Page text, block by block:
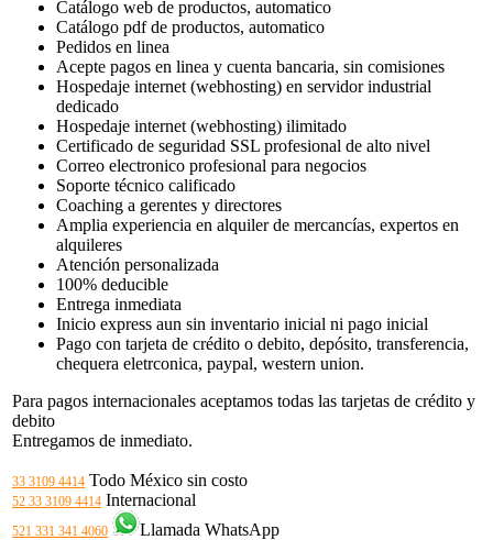
Catálogo web de productos, automatico
Catálogo pdf de productos, automatico
Pedidos en linea
Acepte pagos en linea y cuenta bancaria, sin comisiones
Hospedaje internet (webhosting) en servidor industrial
dedicado
Hospedaje internet (webhosting) ilimitado
Certificado de seguridad SSL profesional de alto nivel
Correo electronico profesional para negocios
Soporte técnico calificado
Coaching a gerentes y directores
Amplia experiencia en alquiler de mercancías, expertos en
alquileres
Atención personalizada
100% deducible
Entrega inmediata
Inicio express aun sin inventario inicial ni pago inicial
Pago con tarjeta de crédito o debito, depósito, transferencia,
chequera eletrconica, paypal, western union.
Para pagos internacionales aceptamos todas las tarjetas de crédito y
debito
Entregamos de inmediato.
33 3109 4414 Todo México sin costo
52 33 3109 4414 Internacional
521 331 341 4060 Llamada WhatsApp